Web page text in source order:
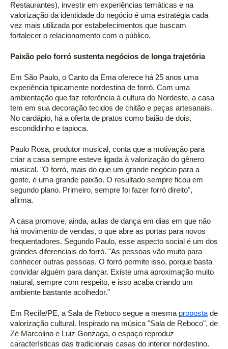
Restaurantes), investir em experiências temáticas e na
valorização da identidade do negócio é uma estratégia cada
vez mais utilizada por estabelecimentos que buscam
fortalecer o relacionamento com o público.
Paixão pelo forró sustenta negócios de longa trajetória
Em São Paulo, o Canto da Ema oferece há 25 anos uma
experiência tipicamente nordestina de forró. Com uma
ambientação que faz referência à cultura do Nordeste, a casa
tem em sua decoração tecidos de chitão e peças artesanais.
No cardápio, há a oferta de pratos como baião de dois,
escondidinho e tapioca.
Paulo Rosa, produtor musical, conta que a motivação para
criar a casa sempre esteve ligada à valorização do gênero
musical. "O forró, mais do que um grande negócio para a
gente, é uma grande paixão. O resultado sempre ficou em
segundo plano. Primeiro, sempre foi fazer forró direito",
afirma.
A casa promove, ainda, aulas de dança em dias em que não
há movimento de vendas, o que abre as portas para novos
frequentadores. Segundo Paulo, esse aspecto social é um dos
grandes diferenciais do forró. "As pessoas vão muito para
conhecer outras pessoas. O forró permite isso, porque basta
convidar alguém para dançar. Existe uma aproximação muito
natural, sempre com respeito, e isso acaba criando um
ambiente bastante acolhedor."
Em Recife/PE, a Sala de Reboco segue a mesma proposta de
valorização cultural. Inspirado na música "Sala de Reboco", de
Zé Marcolino e Luiz Gonzaga, o espaço reproduz
características das tradicionais casas do interior nordestino.